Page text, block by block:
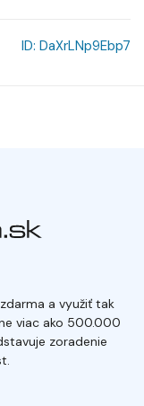
ID: DaXrLNp9Ebp7
a využiť tak
viac ako 500.000
zoradenie